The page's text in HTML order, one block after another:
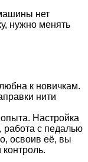
нет
нужно менять
к новичкам.
нити
опыта. Настройка
работа с педалью
освоив её, вы